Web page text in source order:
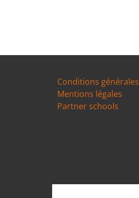
Conditions générales
Mentions légales
Partner schools